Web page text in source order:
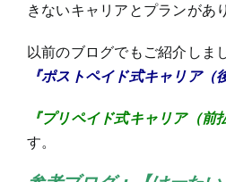
きないキャリアとプランがあ
以前のブログでもご紹介しま
『ポストペイド式キャリア（
『プリペイド式キャリア（前
す。